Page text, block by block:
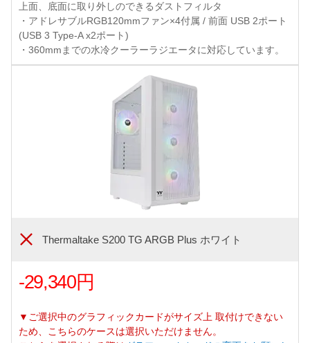
上面、底面に取り外しのできるダストフィルタ
・アドレサブルRGB120mmファン×4付属 / 前面 USB 2ポート
(USB 3 Type-A x2ポート)
・360mmまでの水冷クーラーラジエータに対応しています。
Thermaltake S200 TG ARGB Plus ホワイト
-29,340円
▼ご選択中のグラフィックカードがサイズ上 取付けできない
ため、こちらのケースは選択いただけません。